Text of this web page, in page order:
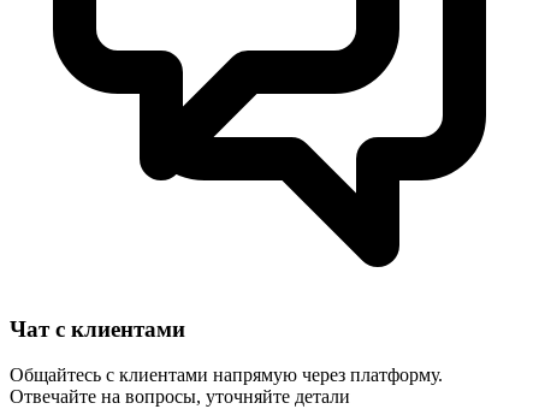
Чат с клиентами
Общайтесь с клиентами напрямую через платформу.
Отвечайте на вопросы, уточняйте детали